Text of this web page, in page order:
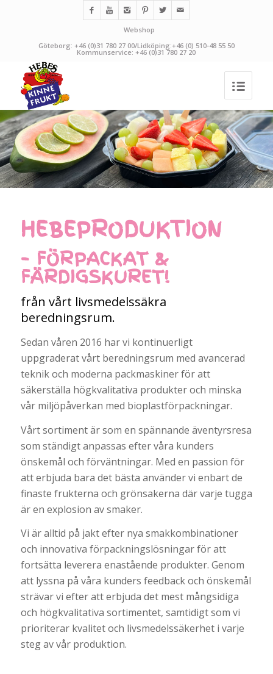
Webshop
Göteborg: +46 (0)31 780 27 00/Lidköping:+46 (0) 510-48 55 50
Kommunservice: +46 (0)31 780 27 20
HEBEPRODUKTION
– FÖRPACKAT &
FÄRDIGSKURET!
från vårt livsmedelssäkra
beredningsrum.
Sedan våren 2016 har vi kontinuerligt
uppgraderat vårt beredningsrum med avancerad
teknik och moderna packmaskiner för att
säkerställa högkvalitativa produkter och minska
vår miljöpåverkan med bioplastförpackningar.
Vårt sortiment är som en spännande äventyrsresa
som ständigt anpassas efter våra kunders
önskemål och förväntningar. Med en passion för
att erbjuda bara det bästa använder vi enbart de
finaste frukterna och grönsakerna där varje tugga
är en explosion av smaker.
Vi är alltid på jakt efter nya smakkombinationer
och innovativa förpackningslösningar för att
fortsätta leverera enastående produkter. Genom
att lyssna på våra kunders feedback och önskemål
strävar vi efter att erbjuda det mest mångsidiga
och högkvalitativa sortimentet, samtidigt som vi
prioriterar kvalitet och livsmedelssäkerhet i varje
steg av vår produktion.